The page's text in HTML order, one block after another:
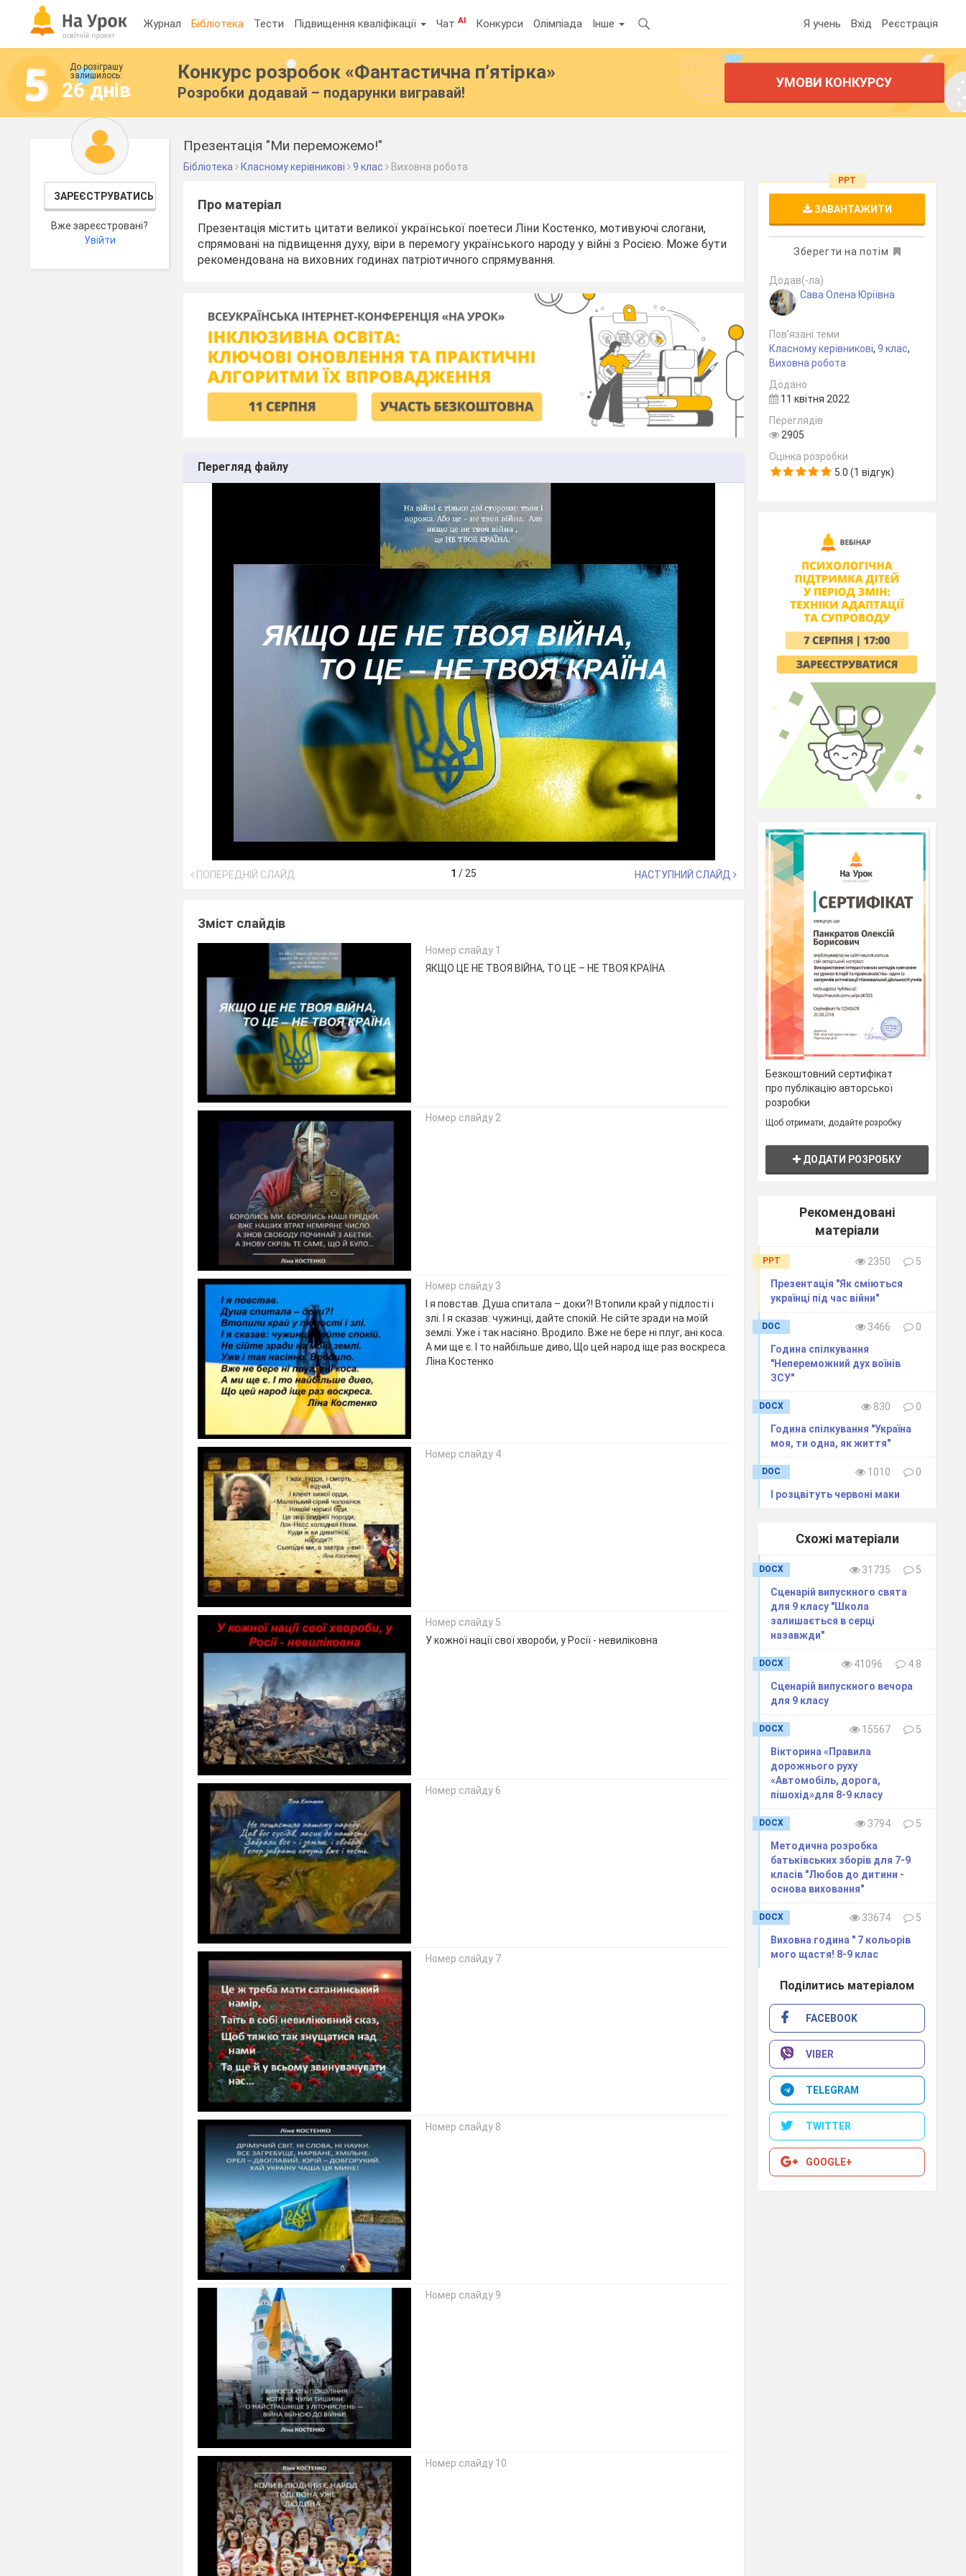
Журнал Бібліотека Тести Підвищення кваліфікації ЧатAI Конкурси Олімпіада Інше Я учень Вхід Реєстрація
До розіграшу
залишилось:
26 днів
Конкурс розробок «Фантастична п’ятірка»
Розробки додавай – подарунки вигравай!
УМОВИ КОНКУРСУ
ЗАРЕЄСТРУВАТИСЬ
Вже зареєстровані?
Увійти
Презентація "Ми переможемо!"
Бібліотека Класному керівникові 9 клас Виховна робота
Про матеріал
Презентація містить цитати великої української поетеси Ліни Костенко, мотивуючі слогани,
спрямовані на підвищення духу, віри в перемогу українського народу у війні з Росією. Може бути
рекомендована на виховних годинах патріотичного спрямування.
Перегляд файлу
ПОПЕРЕДНІЙ СЛАЙД 1 / 25 НАСТУПНИЙ СЛАЙД
Зміст слайдів
Номер слайду 1
ЯКЩО ЦЕ НЕ ТВОЯ ВІЙНА, ТО ЦЕ – НЕ ТВОЯ КРАЇНА
Номер слайду 2
Номер слайду 3
І я повстав. Душа спитала – доки?! Втопили край у підлості і
злі. І я сказав: чужинці, дайте спокій. Не сійте зради на моїй
землі. Уже і так насіяно. Вродило. Вже не бере ні плуг, ані коса.
А ми ще є. І то найбільше диво, Що цей народ іще раз воскреса.
Ліна Костенко
Номер слайду 4
Номер слайду 5
У кожної нації свої хвороби, у Росії - невиліковна
Номер слайду 6
Номер слайду 7
Номер слайду 8
Номер слайду 9
Номер слайду 10
PPT
ЗАВАНТАЖИТИ
Зберегти на потім
Додав(-ла)
Сава Олена Юріївна
Пов’язані теми
Класному керівникові,9 клас,
Виховна робота
Додано
11 квітня 2022
Переглядів
2905
Оцінка розробки
5.0 (1 відгук)
Безкоштовний сертифікат
про публікацію авторської
розробки
Щоб отримати, додайте розробку
ДОДАТИ РОЗРОБКУ
Рекомендовані
матеріали
PPT 2350
5
Презентація "Як сміються
українці під час війни"
DOC 3466
0
Година спілкування
"Непереможний дух воїнів
ЗСУ"
DOCX 830
0
Година спілкування "Україна
моя, ти одна, як життя"
DOC 1010
0
І розцвітуть червоні маки
Схожі матеріали
DOCX 31735
5
Сценарій випускного свята
для 9 класу "Школа
залишається в серці
назавжди"
DOCX 41096
4.8
Сценарій випускного вечора
для 9 класу
DOCX 15567
5
Вікторина «Правила
дорожнього руху
«Автомобіль, дорога,
пішохід»для 8-9 класу
DOCX 3794
5
Методична розробка
батьківських зборів для 7-9
класів "Любов до дитини -
основа виховання"
DOCX 33674
5
Виховна година " 7 кольорів
мого щастя! 8-9 клас
Поділитись матеріалом
FACEBOOK
VIBER
TELEGRAM
TWITTER
GOOGLE+